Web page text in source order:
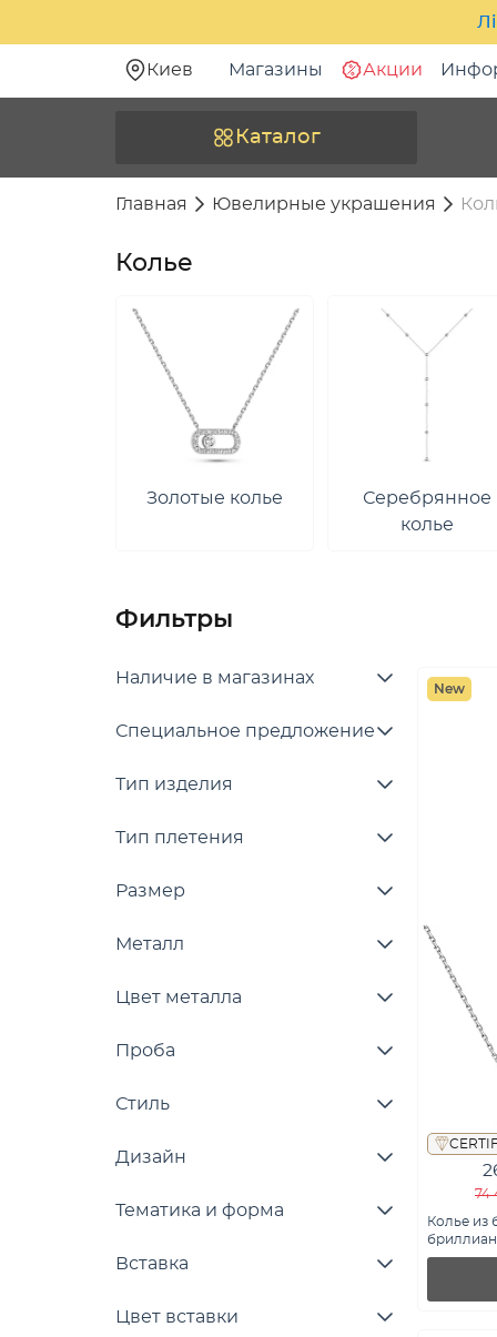
Киев Магазины Акции
Каталог
Главная Ювелирные украшения
Колье
Золотые колье
Серебрянное
колье
Фильтры
Наличие в магазинах
Специальное предложение
Тип изделия
Тип плетения
Размер
Металл
Цвет металла
Проба
Стиль
Дизайн
Тематика и форма
Вставка
Цвет вставки
New
74
Колье из